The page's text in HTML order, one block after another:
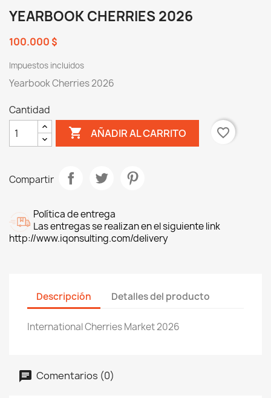
YEARBOOK CHERRIES 2026
100.000 $
Impuestos incluidos
Yearbook Cherries 2026
Cantidad
 AÑADIR AL CARRITO favorite_border
Compartir
Política de entrega
Las entregas se realizan en el siguiente link
http://www.iqonsulting.com/delivery
Descripción Detalles del producto
International Cherries Market 2026
Comentarios (0)